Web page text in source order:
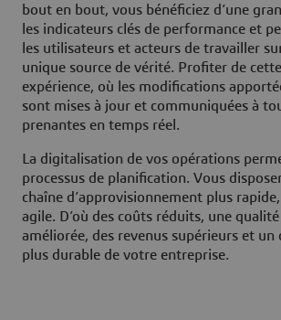
bout en bout, vous bénéficiez d’une
les indicateurs clés de performance et
les utilisateurs et acteurs de travailler
unique source de vérité. Profiter de
expérience, où les modifications
sont mises à jour et communiquées à
prenantes en temps réel.
La digitalisation de vos opérations
processus de planification. Vous
chaîne d’approvisionnement plus
agile. D’où des coûts réduits, une
améliorée, des revenus supérieurs et un
plus durable de votre entreprise.